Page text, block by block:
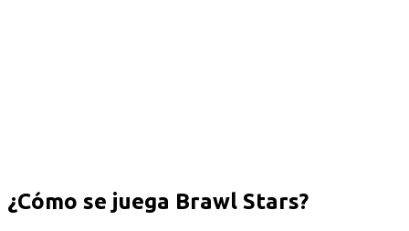
¿Cómo se juega Brawl Stars?